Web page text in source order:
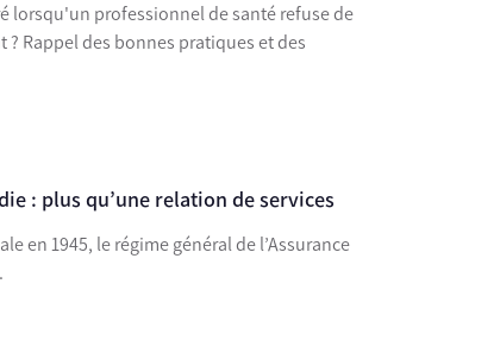
lorsqu'un professionnel de santé refuse de
Rappel des bonnes pratiques et des
: plus qu’une relation de services
en 1945, le régime général de l’Assurance